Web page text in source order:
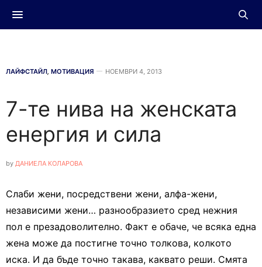
ЛАЙФСТАЙЛ, МОТИВАЦИЯ НОЕМВРИ 4, 2013
7-те нива на женската
енергия и сила
by ДАНИЕЛА КОЛАРОВА
Слаби жени, посредствени жени, алфа-жени,
независими жени… разнообразието сред нежния
пол е презадоволително. Факт е обаче, че всяка една
жена може да постигне точно толкова, колкото
иска. И да бъде точно такава, каквато реши. Смята